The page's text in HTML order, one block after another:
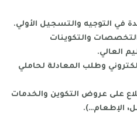
في التوجيه والتسجيل الأولي.
والتكوينات
العالي.
وطلب المعادلة لحاملي
على عروض التكوين والخدمات
الإطعام…).